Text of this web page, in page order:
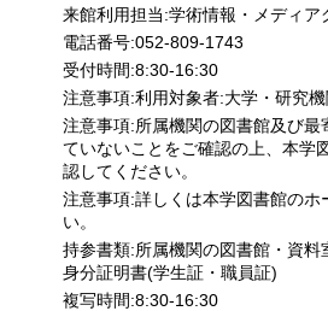
来館利用担当:学術情報・メディア
電話番号:052-809-1743
受付時間:8:30-16:30
注意事項:利用対象者:大学・研究
注意事項:所属機関の図書館及び最
ていないことをご確認の上、本学
認してください。
注意事項:詳しくは本学図書館のホ
い。
持参書類:所属機関の図書館・資料
身分証明書(学生証・職員証)
複写時間:8:30-16:30